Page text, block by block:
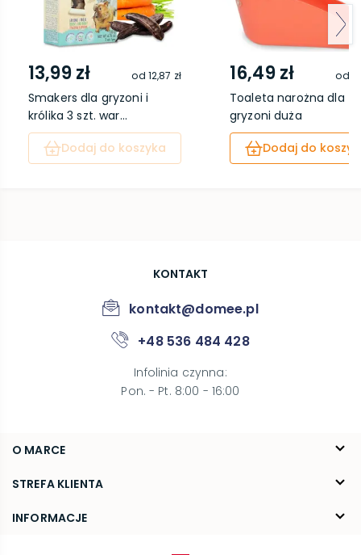
13,99 zł od 12,87 zł
Smakers dla gryzoni i
królika 3 szt. war...
Dodaj do koszyka
16,49 zł od
Toaleta narożna dla
gryzoni duża
Dodaj do
O MARCE
O nas
Blog
STREFA KLIENTA
FAQ
INFORMACJE
KONTAKT
kontakt@domee.pl
+48 536 484 428
Infolinia czynna:
Pon. - Pt. 8:00 - 16:00